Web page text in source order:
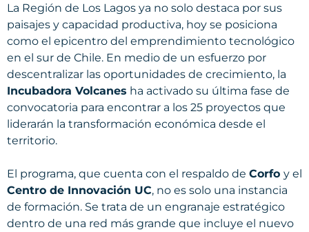
La Región de Los Lagos ya no solo destaca por sus
paisajes y capacidad productiva, hoy se posiciona
como el epicentro del emprendimiento tecnológico
en el sur de Chile. En medio de un esfuerzo por
descentralizar las oportunidades de crecimiento, la
Incubadora Volcanes ha activado su última fase de
convocatoria para encontrar a los 25 proyectos que
liderarán la transformación económica desde el
territorio.
El programa, que cuenta con el respaldo de Corfo y el
Centro de Innovación UC, no es solo una instancia
de formación. Se trata de un engranaje estratégico
dentro de una red más grande que incluye el nuevo